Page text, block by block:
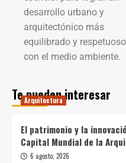
desarrollo urbano y
arquitectónico más
equilibrado y respetuoso
con el medio ambiente.
Te pueden interesar
Arquitectura
El patrimonio y la
Capital Mundial de la
6 agosto, 2026